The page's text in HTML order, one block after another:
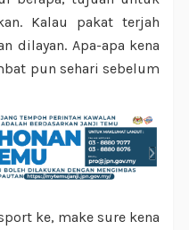
Kalau pakat terjah
dilayan. Apa-apa kena
pun sehari sebelum
ke, make sure kena